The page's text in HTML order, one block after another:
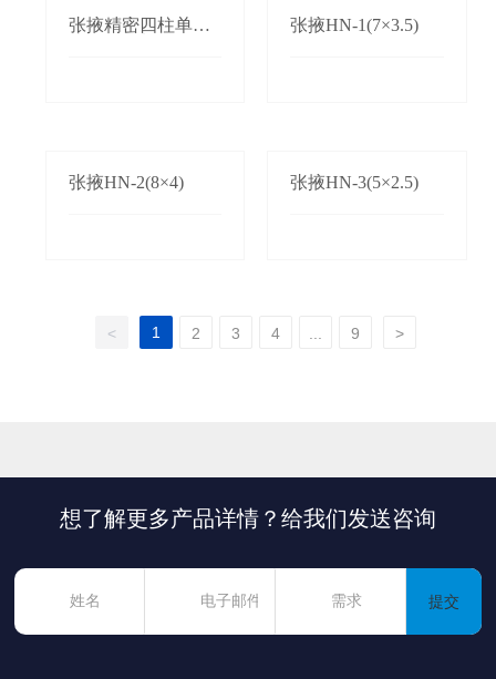
张掖精密四柱单双
张掖HN-1(7×3.5)
张掖HN-2(8×4) 张掖HN-3(5×2.5)
< 1 2 3 4 9 >
想了解更多产品详情？给我们发送咨询
提交